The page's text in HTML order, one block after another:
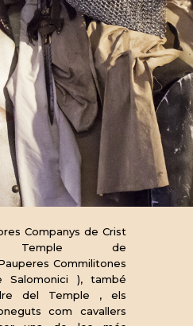
Companys de Crist
de
Commilitones
Salomonici ), també
del Temple , els
com cavallers